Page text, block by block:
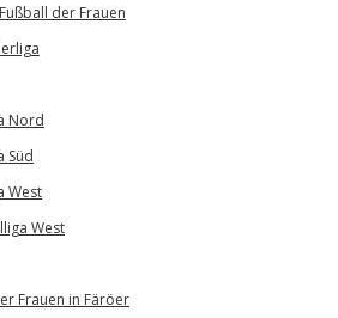
der Frauen
Nord
Süd
West
West
Frauen in Färöer